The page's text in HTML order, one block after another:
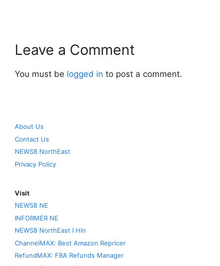
Leave a Comment
You must be logged in to post a comment.
About Us
Contact Us
NEWS8 NorthEast
Privacy Policy
Visit
NEWS8 NE
INFORMER NE
NEWS8 NorthEast I Hin
ChannelMAX: Best Amazon Repricer
RefundMAX: FBA Refunds Manager